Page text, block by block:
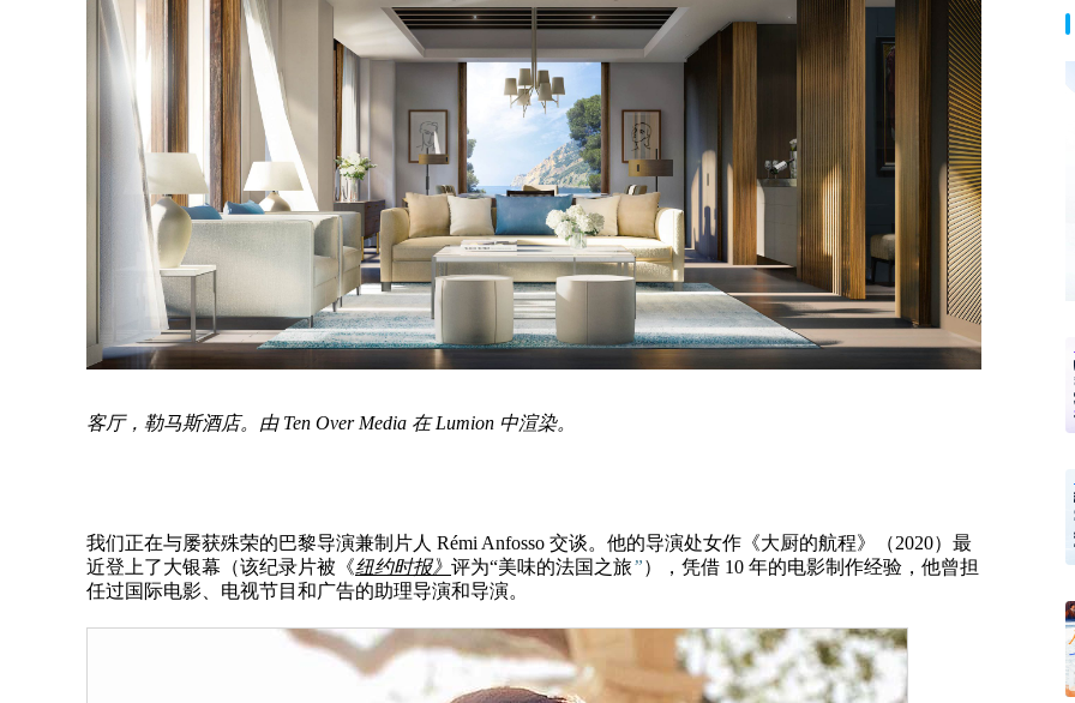
客厅，勒马斯酒店。由 Ten Over Media 在 Lumion 中渲染。
我们正在与屡获殊荣的巴黎导演兼制片人 Rémi Anfosso 交谈。他的导演处女作《大厨的航程》（2020）最
近登上了大银幕（该纪录片被《纽约时报》 评为“美味的法国之旅”），凭借 10 年的电影制作经验，他曾担
任过国际电影、电视节目和广告的助理导演和导演。